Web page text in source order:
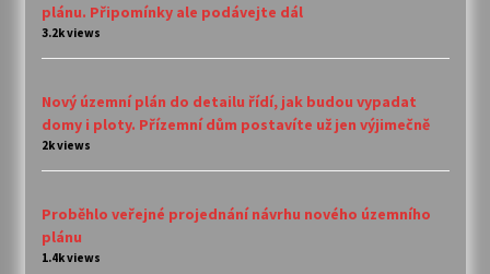
plánu. Připomínky ale podávejte dál
3.2k views
Nový územní plán do detailu řídí, jak budou vypadat
domy i ploty. Přízemní dům postavíte už jen výjimečně
2k views
Proběhlo veřejné projednání návrhu nového územního
plánu
1.4k views